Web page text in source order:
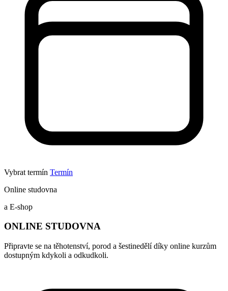
Vybrat termín Termín
Online studovna
a E-shop
ONLINE STUDOVNA
Připravte se na těhotenství, porod a šestinedělí díky online kurzům
dostupným kdykoli a odkudkoli.